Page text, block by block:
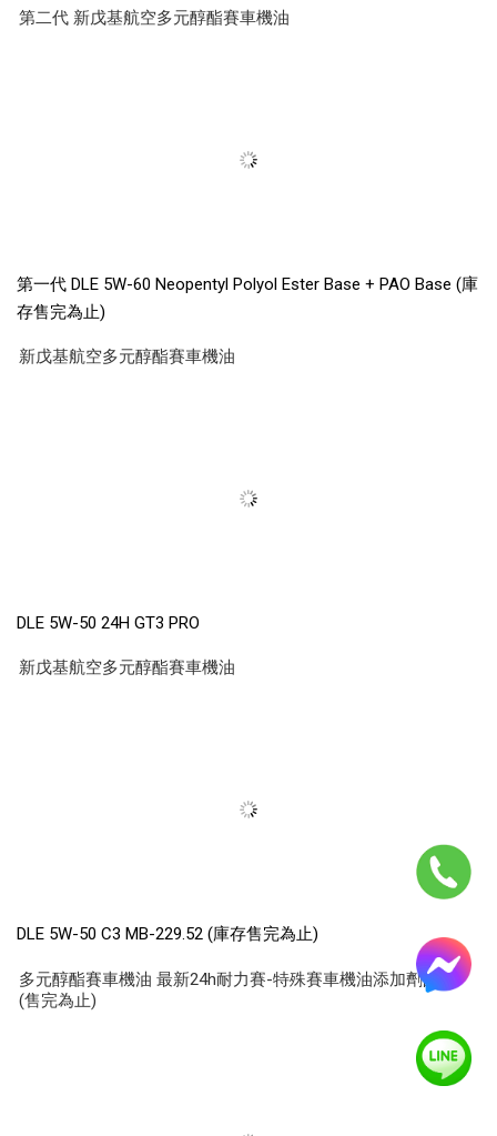
第二代 新戊基航空多元醇酯賽車機油
第一代 DLE 5W-60 Neopentyl Polyol Ester Base + PAO Base (庫
存售完為止)
新戊基航空多元醇酯賽車機油
DLE 5W-50 24H GT3 PRO
新戊基航空多元醇酯賽車機油
DLE 5W-50 C3 MB-229.52 (庫存售完為止)
多元醇酯賽車機油 最新24h耐力賽-特殊賽車機油添加劑配方
(售完為止)